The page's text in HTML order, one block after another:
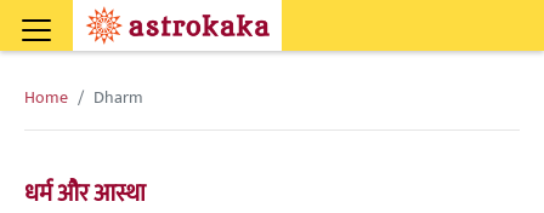
Home Dharm
धर्म और आस्था